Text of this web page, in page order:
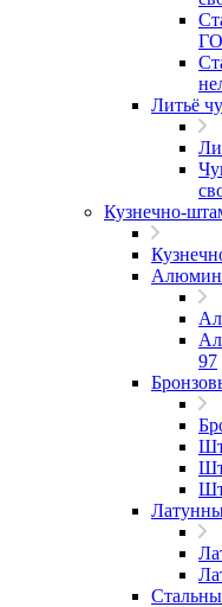
Литьё
Кузнечно-
97